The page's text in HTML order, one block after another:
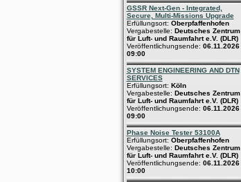
GSSR Next-Gen - Integrated,
Secure, Multi-Missions Upgrade
Erfüllungsort: Oberpfaffenhofen
Vergabestelle: Deutsches Zentrum
für Luft- und Raumfahrt e.V. (DLR)
Veröffentlichungsende: 06.11.2026
09:00
SYSTEM ENGINEERING AND DTN
SERVICES
Erfüllungsort: Köln
Vergabestelle: Deutsches Zentrum
für Luft- und Raumfahrt e.V. (DLR)
Veröffentlichungsende: 06.11.2026
09:00
Phase Noise Tester 53100A
Erfüllungsort: Oberpfaffenhofen
Vergabestelle: Deutsches Zentrum
für Luft- und Raumfahrt e.V. (DLR)
Veröffentlichungsende: 06.11.2026
10:00